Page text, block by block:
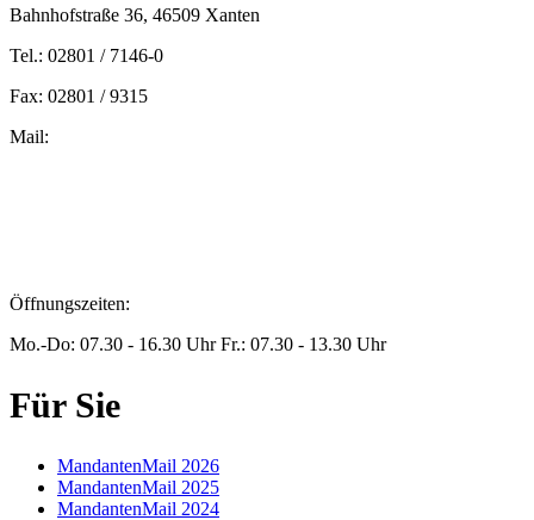
Bahnhofstraße 36, 46509 Xanten
Tel.: 02801 / 7146-0
Fax: 02801 / 9315
Mail:
Öffnungszeiten:
Mo.-Do: 07.30 - 16.30 Uhr Fr.: 07.30 - 13.30 Uhr
Für Sie
MandantenMail 2026
MandantenMail 2025
MandantenMail 2024